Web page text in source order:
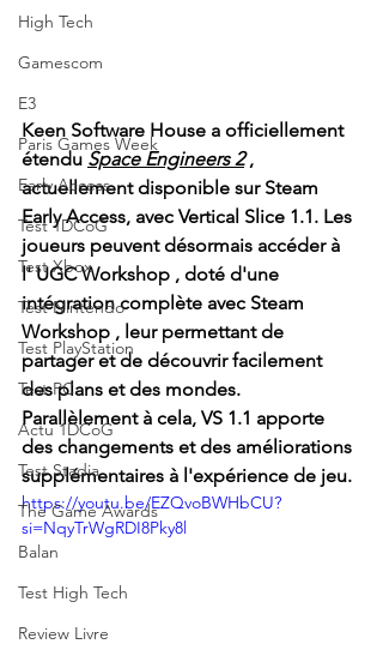
High Tech
Gamescom
E3
Paris Games Week
Early Access
Test 1DCoG
Test Xbox
Test Nintendo
Test PlayStation
Test PC
Actu 1DCoG
Test Stadia
The Game Awards
Balan
Test High Tech
Review Livre
Keen Software House a officiellement
étendu Space Engineers 2 ,
actuellement disponible sur Steam
Early Access, avec Vertical Slice 1.1. Les
joueurs peuvent désormais accéder à
l' UGC Workshop , doté d'une
intégration complète avec Steam
Workshop , leur permettant de
partager et de découvrir facilement
des plans et des mondes.
Parallèlement à cela, VS 1.1 apporte
des changements et des améliorations
supplémentaires à l'expérience de jeu.
https://youtu.be/EZQvoBWHbCU?
si=NqyTrWgRDI8Pky8l